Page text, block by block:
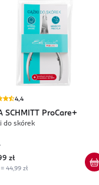
4,4
SCHMITT ProCare+
do skórek
zł
44,99 zł